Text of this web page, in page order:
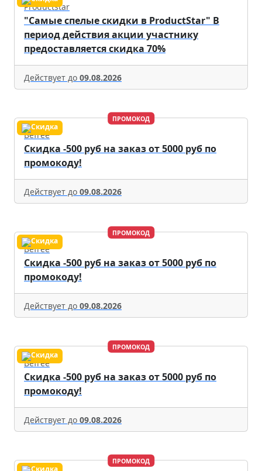
Productstar
"Самые спелые скидки в ProductStar" В
период действия акции участнику
предоставляется скидка 70%
Действует до 09.08.2026
ПРОМОКОД
Befree
Скидка -500 руб на заказ от 5000 руб по
промокоду!
Действует до 09.08.2026
ПРОМОКОД
Befree
Скидка -500 руб на заказ от 5000 руб по
промокоду!
Действует до 09.08.2026
ПРОМОКОД
Befree
Скидка -500 руб на заказ от 5000 руб по
промокоду!
Действует до 09.08.2026
ПРОМОКОД